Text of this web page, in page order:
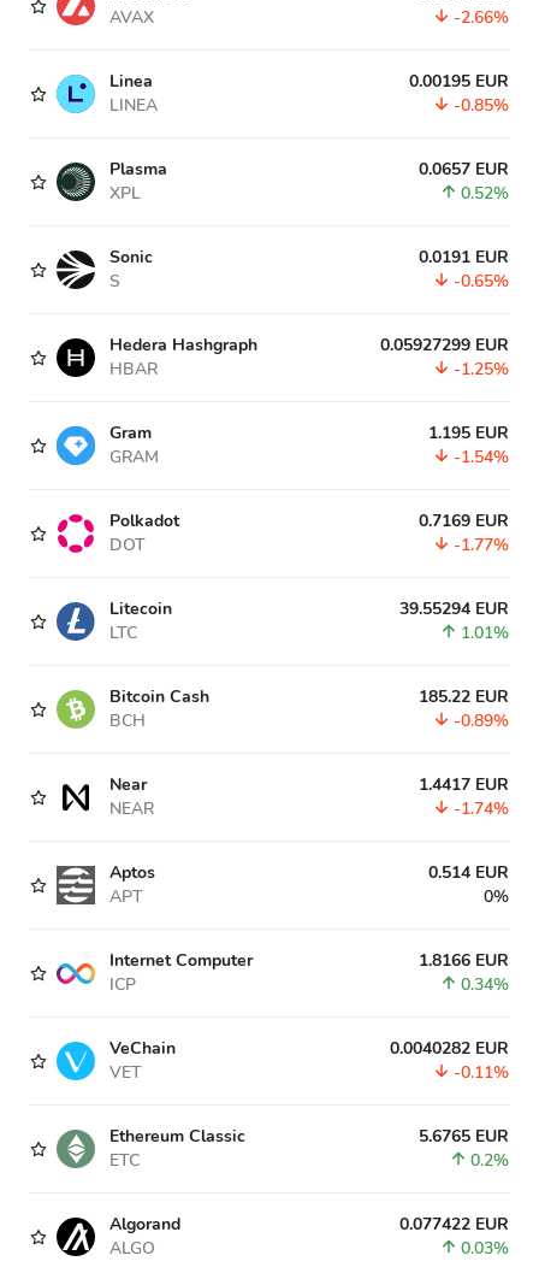
AVAX
-2.66%
Linea
LINEA
0.00195 EUR
-0.85%
Plasma
XPL
0.0657 EUR
0.52%
Sonic
S
0.0191 EUR
-0.65%
Hedera Hashgraph
HBAR
0.05927299 EUR
-1.25%
Gram
GRAM
1.195 EUR
-1.54%
Polkadot
DOT
0.7169 EUR
-1.77%
Litecoin
LTC
39.55294 EUR
1.01%
Bitcoin Cash
BCH
185.22 EUR
-0.89%
Near
NEAR
1.4417 EUR
-1.74%
Aptos
APT
0.514 EUR
0%
Internet Computer
ICP
1.8166 EUR
0.34%
VeChain
VET
0.0040282 EUR
-0.11%
Ethereum Classic
ETC
5.6765 EUR
0.2%
Algorand
ALGO
0.077422 EUR
0.03%